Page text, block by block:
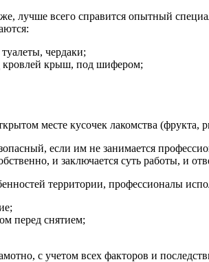
лучше всего справится опытный
чердаки;
кровлей крыш, под шифером;
месте кусочек лакомства
если им не занимается
и заключается суть работы, и
территории, профессионалы
перед снятием;
с учетом всех факторов и